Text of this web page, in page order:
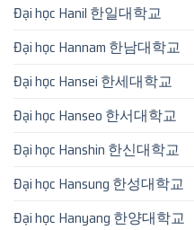
Đại học Hanil 한일대학교
Đại học Hannam 한남대학교
Đại học Hansei 한세대학교
Đại học Hanseo 한서대학교
Đại học Hanshin 한신대학교
Đại học Hansung 한성대학교
Đại học Hanyang 한양대학교